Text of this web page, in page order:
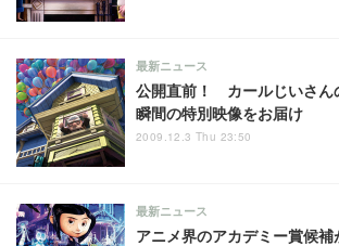
公開直前！ カールじいさん
瞬間の特別映像をお届け
最新ニュース
2009.12.3 Thu 23:50
アニメ界のアカデミー賞候
最新ニュース